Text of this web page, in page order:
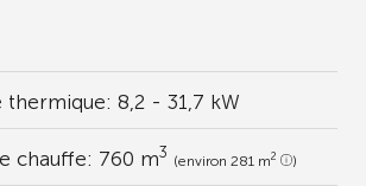
thermique: 8,2 - 31,7 kW
chauffe: 760 m3 (environ 281 m2 )